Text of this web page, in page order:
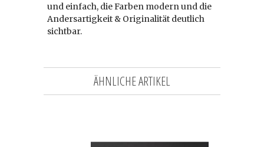
und einfach, die Farben modern und die
Andersartigkeit & Originalität deutlich
sichtbar.
ÄHNLICHE ARTIKEL